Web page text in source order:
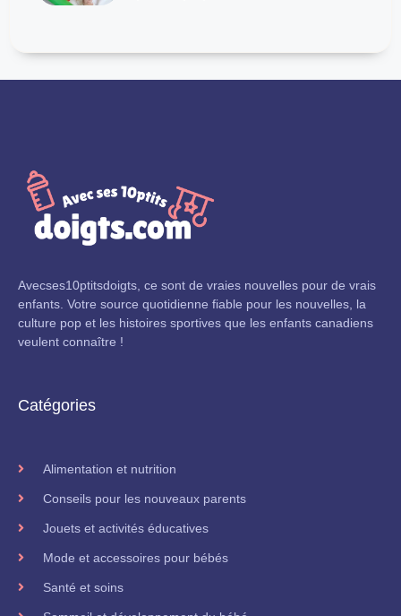
Avecses10ptitsdoigts, ce sont de vraies nouvelles pour de vrais
enfants. Votre source quotidienne fiable pour les nouvelles, la
culture pop et les histoires sportives que les enfants canadiens
veulent connaître !
Catégories
Alimentation et nutrition
Conseils pour les nouveaux parents
Jouets et activités éducatives
Mode et accessoires pour bébés
Santé et soins